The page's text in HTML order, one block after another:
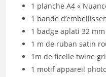
1 planche A4 «
1 bande
1 badge aplati 32
1 m de ruban satin
1m de ficelle twine
1 motif appareil